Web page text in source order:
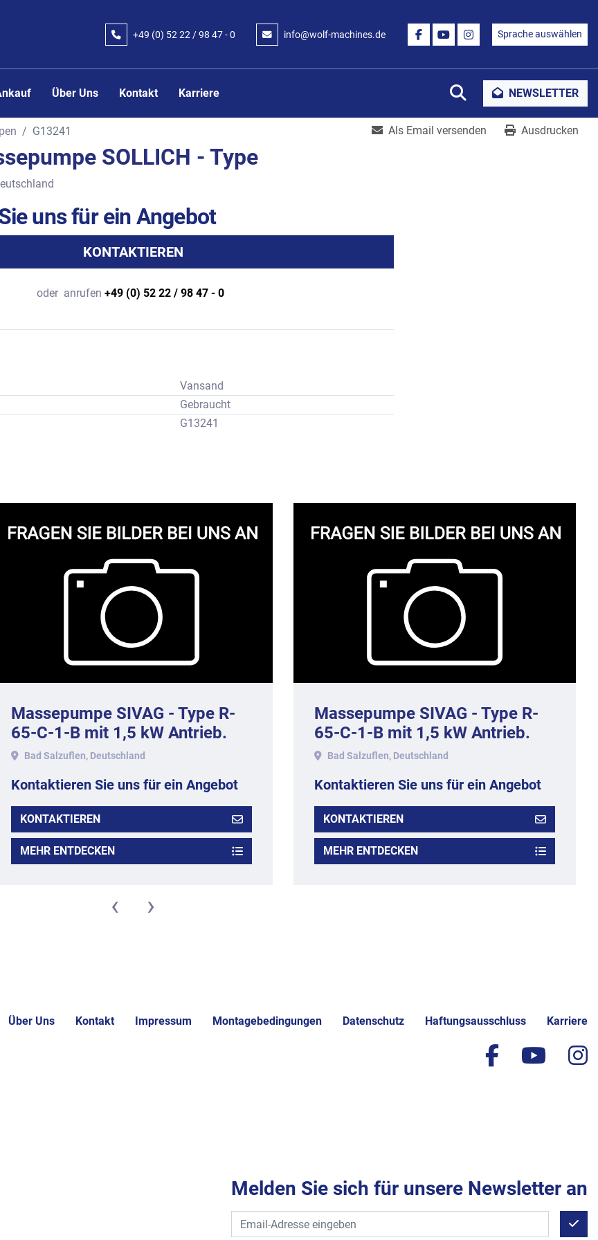
+49 (0) 52 22 / 98 47 - 0 info@wolf-machines.de
FACEBOOK
YOUTUBEINSTAGRAM
Sprache auswählen
Ankauf Über Uns Kontakt Karriere SucheNEWSLETTER
G13241 Als Email versenden Ausdrucken
SOLLICH - Type
uns für ein Angebot
KONTAKTIEREN
oder anrufen +49 (0) 52 22 / 98 47 - 0
Vansand
Gebraucht
G13241
Massepumpe SIVAG - Type R-
65-C-1-B mit 1,5 kW Antrieb.
Bad Salzuflen, Deutschland
Kontaktieren Sie uns für ein Angebot
KONTAKTIEREN
MEHR ENTDECKEN
Massepumpe SIVAG - Type R-
65-C-1-B mit 1,5 kW Antrieb.
Bad Salzuflen, Deutschland
Kontaktieren Sie uns für ein Angebot
KONTAKTIEREN
MEHR ENTDECKEN
‹ ›
Über Uns Kontakt Impressum Montagebedingungen Datenschutz Haftungsausschluss Karriere
facebook
Melden Sie sich für unsere Newsletter an